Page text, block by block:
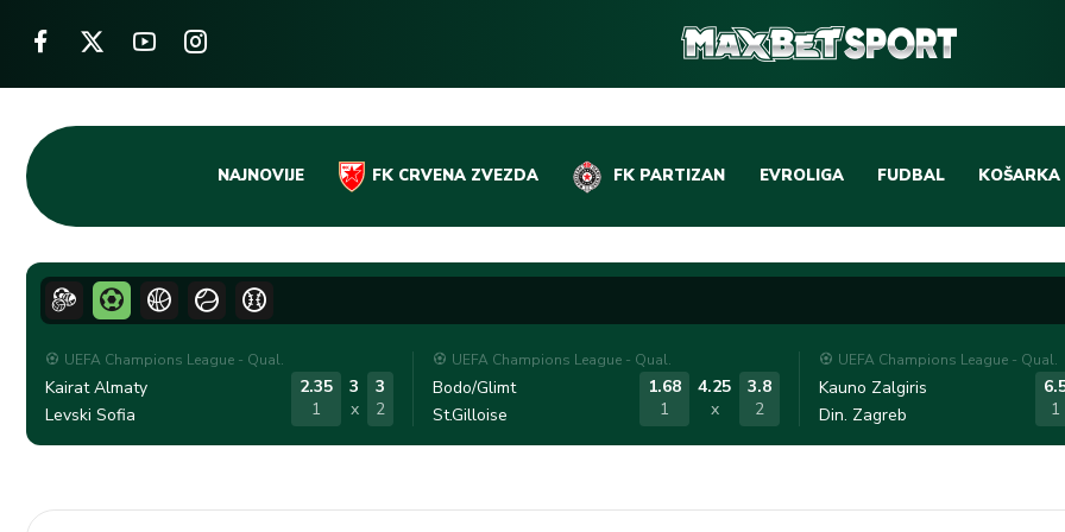
Skip
content
NAJNOVIJE FK CRVENA ZVEZDA FK PARTIZAN EVROLIGA FUDBAL
DOMAĆI FUDBAL
LIGE PETICE
OSTALE LIGE
KOŠARKA
EVROLIGA
ABA LIGA
UEFA Champions League - Qual.
Kairat Almaty
Levski Sofia
2.35
1
3
x
3
2
UEFA Champions League - Qual.
Bodo/Glimt
St.Gilloise
1.68
1
4.25
x
3.8
2
UEFA Champions League - Qual.
Kauno Zalgiris
Din. Zagreb
1